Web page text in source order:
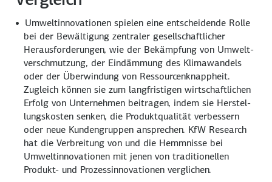
Umweltinnovationen spielen eine entscheidende Rolle
bei der Bewältigung zentraler gesellschaftlicher
Heraus­forderungen, wie der Bekämpfung von Umwelt­
verschmutzung, der Eindämmung des Klimawandels
oder der Überwindung von Ressourcen­knappheit.
Zugleich können sie zum langfristigen wirtschaftlichen
Erfolg von Unter­nehmen beitragen, indem sie Herstel­
lungs­kosten senken, die Produktqualität verbessern
oder neue Kundengruppen ansprechen. KfW Research
hat die Verbreitung von und die Hemmnisse bei
Umwelt­innovationen mit jenen von traditionellen
Produkt- und Prozessinnovationen verglichen.